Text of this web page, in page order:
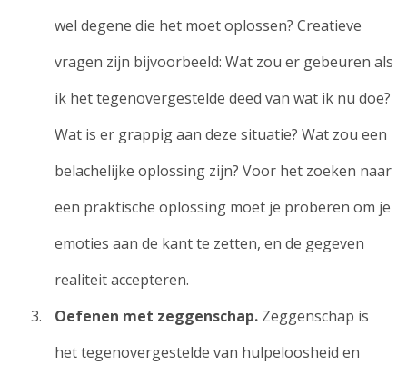
wel degene die het moet oplossen? Creatieve
vragen zijn bijvoorbeeld: Wat zou er gebeuren als
ik het tegenovergestelde deed van wat ik nu doe?
Wat is er grappig aan deze situatie? Wat zou een
belachelijke oplossing zijn? Voor het zoeken naar
een praktische oplossing moet je proberen om je
emoties aan de kant te zetten, en de gegeven
realiteit accepteren.
Oefenen met zeggenschap. Zeggenschap is
het tegenovergestelde van hulpeloosheid en